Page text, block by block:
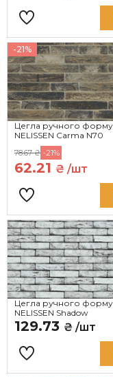
-21%
Цегла ручного
NELISSEN Carma N70
78.67 ₴ -21%
62.21 ₴ /шт
Цегла ручного
NELISSEN Shadow
129.73 ₴ /шт